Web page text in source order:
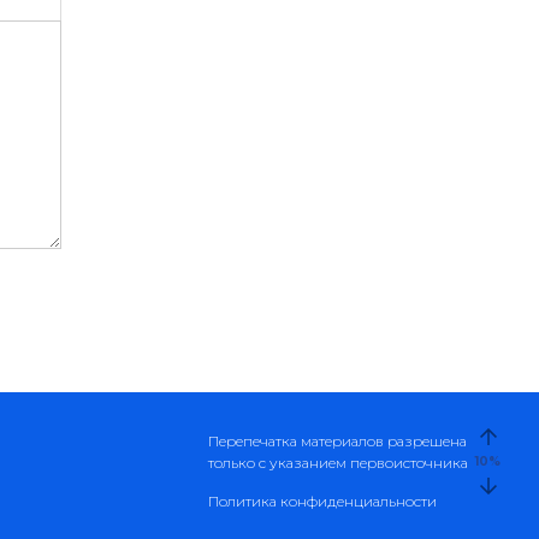
10%
Перепечатка материалов разрешена
только с указанием первоисточника
Политика конфиденциальности